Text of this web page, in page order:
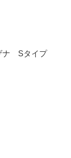
ザナ Sタイプ